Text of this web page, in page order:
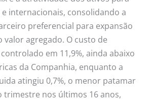
internacionais, consolidando a
preferencial para expansão
valor agregado. O custo de
em 11,9%, ainda abaixo
da Companhia, enquanto a
atingiu 0,7%, o menor patamar
trimestre nos últimos 16 anos,